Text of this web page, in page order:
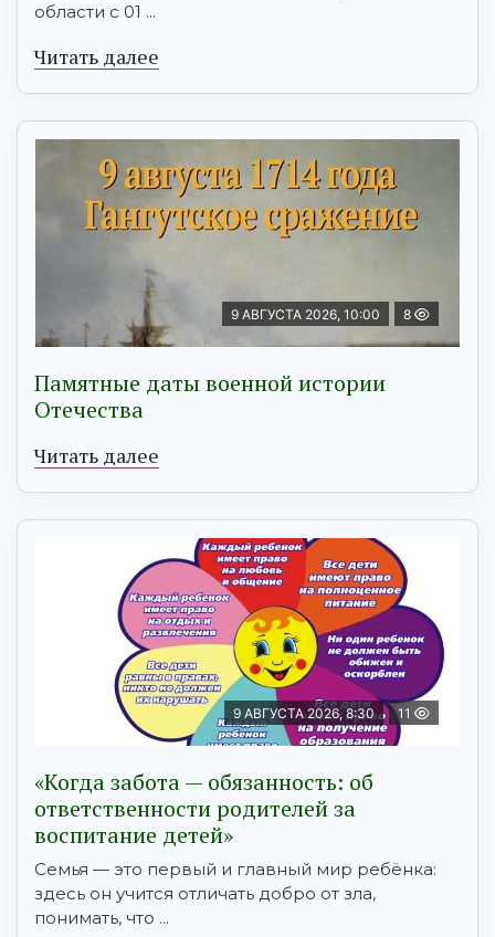
области с 01 ...
Читать далее
9 АВГУСТА 2026, 10:00 8
Памятные даты военной истории
Отечества
Читать далее
9 АВГУСТА 2026, 8:30 11
«Когда забота — обязанность: об
ответственности родителей за
воспитание детей»
Семья — это первый и главный мир ребёнка:
здесь он учится отличать добро от зла,
понимать, что ...